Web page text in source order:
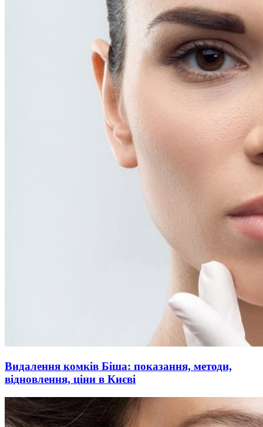
Видалення комків Біша: показання, методи,
відновлення, ціни в Києві